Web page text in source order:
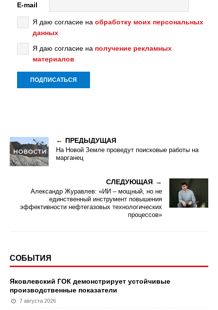
E-mail
Я даю согласие на обработку моих персональных
данных
Я даю согласие на получение рекламных
материалов
ПРЕДЫДУЩАЯ
На Новой Земле проведут поисковые работы на
марганец
СЛЕДУЮЩАЯ
Александр Журавлев: «ИИ – мощный, но не
единственный инструмент повышения
эффективности нефтегазовых технологических
процессов»
СОБЫТИЯ
Яковлевский ГОК демонстрирует устойчивые
производственные показатели
7 августа 2026